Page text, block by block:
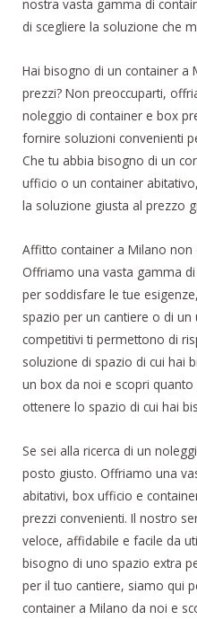
nostra vasta gamma di
di scegliere la soluzione che
Hai bisogno di un container a
prezzi? Non preoccuparti,
noleggio di container e box
fornire soluzioni convenienti
Che tu abbia bisogno di un
ufficio o un container
la soluzione giusta al prezzo
Affitto container a Milano non
Offriamo una vasta gamma
per soddisfare le tue
spazio per un cantiere o di
competitivi ti permettono di
soluzione di spazio di cui hai
un box da noi e scopri
ottenere lo spazio di cui hai
Se sei alla ricerca di un
posto giusto. Offriamo una
abitativi, box ufficio e
prezzi convenienti. Il nostro
veloce, affidabile e facile da
bisogno di uno spazio extra
per il tuo cantiere, siamo qui
container a Milano da noi e